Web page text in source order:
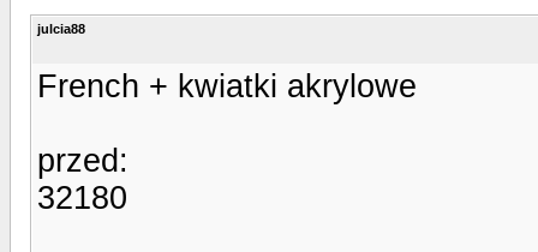
julcia88
French + kwiatki akrylowe
przed:
32180